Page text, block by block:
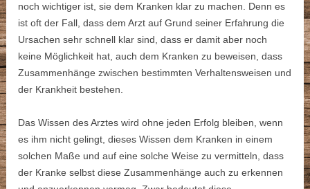
noch wichtiger ist, sie dem Kranken klar zu machen. Denn es
ist oft der Fall, dass dem Arzt auf Grund seiner Erfahrung die
Ursachen sehr schnell klar sind, dass er damit aber noch
keine Möglichkeit hat, auch dem Kranken zu beweisen, dass
Zusammenhänge zwischen bestimmten Verhaltensweisen und
der Krankheit bestehen.
Das Wissen des Arztes wird ohne jeden Erfolg bleiben, wenn
es ihm nicht gelingt, dieses Wissen dem Kranken in einem
solchen Maße und auf eine solche Weise zu vermitteln, dass
der Kranke selbst diese Zusammenhänge auch zu erkennen